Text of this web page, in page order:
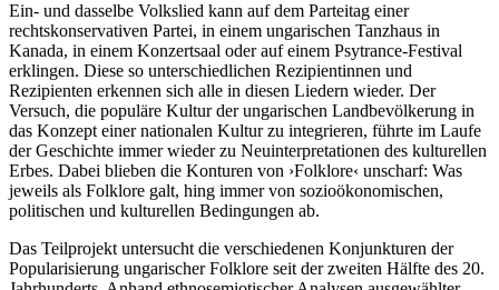
Ein- und dasselbe Volkslied kann auf dem Parteitag einer
rechtskonservativen Partei, in einem ungarischen Tanzhaus in
Kanada, in einem Konzertsaal oder auf einem Psytrance-Festival
erklingen. Diese so unterschiedlichen Rezipientinnen und
Rezipienten erkennen sich alle in diesen Liedern wieder. Der
Versuch, die populäre Kultur der ungarischen Landbevölkerung in
das Konzept einer nationalen Kultur zu integrieren, führte im Laufe
der Geschichte immer wieder zu Neuinterpretationen des kulturellen
Erbes. Dabei blieben die Konturen von ›Folklore‹ unscharf: Was
jeweils als Folklore galt, hing immer von sozioökonomischen,
politischen und kulturellen Bedingungen ab.
Das Teilprojekt untersucht die verschiedenen Konjunkturen der
Popularisierung ungarischer Folklore seit der zweiten Hälfte des 20.